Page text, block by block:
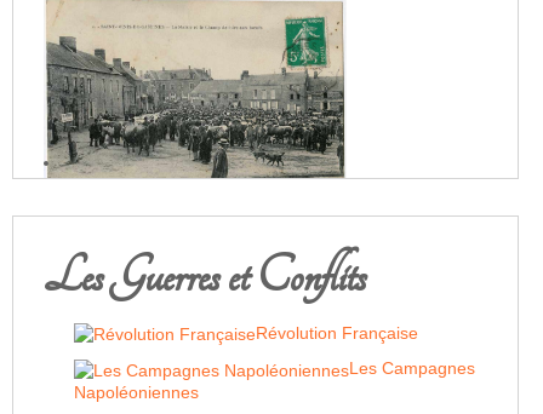
Les Guerres et Conflits
Révolution Française
Les Campagnes
Napoléoniennes